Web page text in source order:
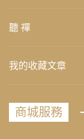
聽 禪
我的收藏文章
商城服務